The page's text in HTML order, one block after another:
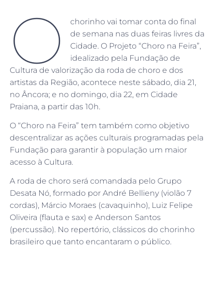
O
chorinho vai tomar conta do final
de semana nas duas feiras livres da
Cidade. O Projeto “Choro na Feira”,
idealizado pela Fundação de
Cultura de valorização da roda de choro e dos
artistas da Região, acontece neste sábado, dia 21,
no Âncora; e no domingo, dia 22, em Cidade
Praiana, a partir das 10h.
O “Choro na Feira” tem também como objetivo
descentralizar as ações culturais programadas pela
Fundação para garantir à população um maior
acesso à Cultura.
A roda de choro será comandada pelo Grupo
Desata Nó, formado por André Bellieny (violão 7
cordas), Márcio Moraes (cavaquinho), Luiz Felipe
Oliveira (flauta e sax) e Anderson Santos
(percussão). No repertório, clássicos do chorinho
brasileiro que tanto encantaram o público.